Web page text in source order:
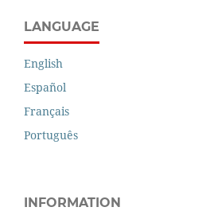
LANGUAGE
English
Español
Français
Português
INFORMATION